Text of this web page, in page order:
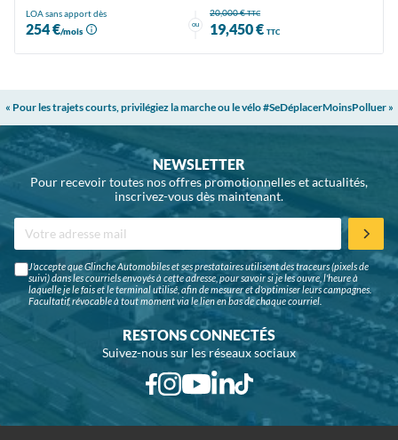
LOA sans apport dès
254 €/mois
ou
20,000 €TTC
19,450 € TTC
« Pour les trajets courts, privilégiez la marche ou le vélo #SeDéplacerMoinsPolluer »
NEWSLETTER
Pour recevoir toutes nos offres promotionnelles et actualités,
inscrivez-vous dès maintenant.
J'accepte que Glinche Automobiles et ses prestataires utilisent des traceurs (pixels de
suivi) dans les courriels envoyés à cette adresse, pour savoir si je les ouvre, l'heure à
laquelle je le fais et le terminal utilisé, afin de mesurer et d'optimiser leurs campagnes.
Facultatif, révocable à tout moment via le lien en bas de chaque courriel.
RESTONS CONNECTÉS
Suivez-nous sur les réseaux sociaux